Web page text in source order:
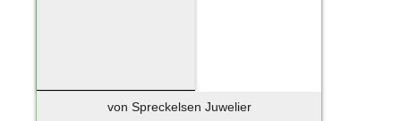
von Spreckelsen Juwelier